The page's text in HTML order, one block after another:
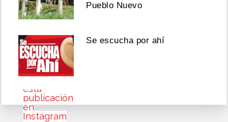
2026
Ver
esta
publicación
en
Instagram
Pueblo Nuevo
Se escucha por ahí